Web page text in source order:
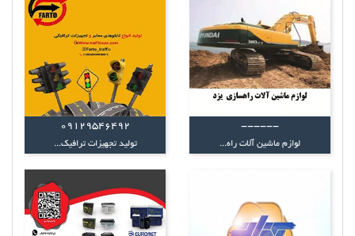
------
لوازم ماشین آلات راه...
09129546492
تولید تجهیزات ترافیک...